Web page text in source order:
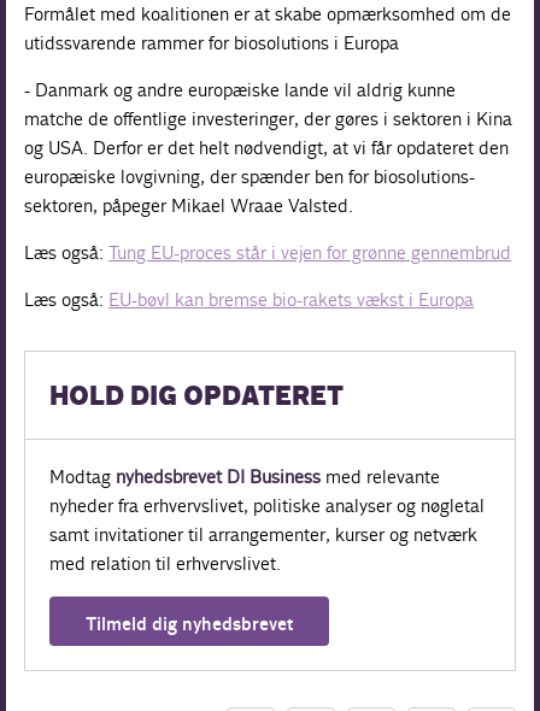
Formålet med koalitionen er at skabe opmærksomhed om de
utidssvarende rammer for biosolutions i Europa
- Danmark og andre europæiske lande vil aldrig kunne
matche de offentlige investeringer, der gøres i sektoren i Kina
og USA. Derfor er det helt nødvendigt, at vi får opdateret den
europæiske lovgivning, der spænder ben for biosolutions-
sektoren, påpeger Mikael Wraae Valsted.
Læs også:Tung EU-proces står i vejen for grønne gennembrud
Læs også: EU-bøvl kan bremse bio-rakets vækst i Europa
HOLD DIG OPDATERET
Modtag nyhedsbrevet DI Business med relevante
nyheder fra erhvervslivet, politiske analyser og nøgletal
samt invitationer til arrangementer, kurser og netværk
med relation til erhvervslivet.
Tilmeld dig nyhedsbrevet